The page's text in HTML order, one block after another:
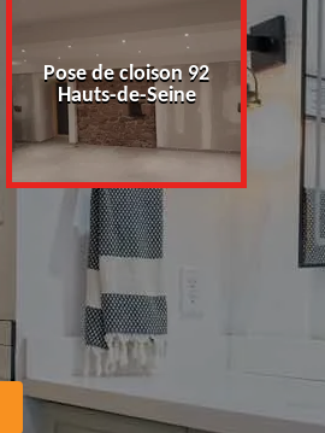
Pose de cloison 92
Hauts-de-Seine